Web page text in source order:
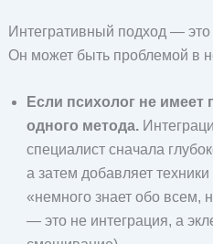
Интегративный подход —
Он может быть проблемой в
Если психолог не имеет
одного метода.
специалист сначала
а затем добавляет
«немного знает обо всем,
— это не интеграция, а